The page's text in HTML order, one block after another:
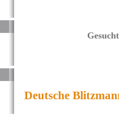
Deutsche